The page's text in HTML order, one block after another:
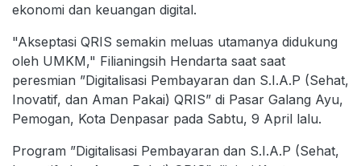
ekonomi dan keuangan digital.
"Akseptasi QRIS semakin meluas utamanya didukung
oleh UMKM," Filianingsih Hendarta saat saat
peresmian ”Digitalisasi Pembayaran dan S.I.A.P (Sehat,
Inovatif, dan Aman Pakai) QRIS” di Pasar Galang Ayu,
Pemogan, Kota Denpasar pada Sabtu, 9 April lalu.
Program ”Digitalisasi Pembayaran dan S.I.A.P (Sehat,